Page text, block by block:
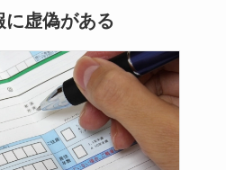
に虚偽がある